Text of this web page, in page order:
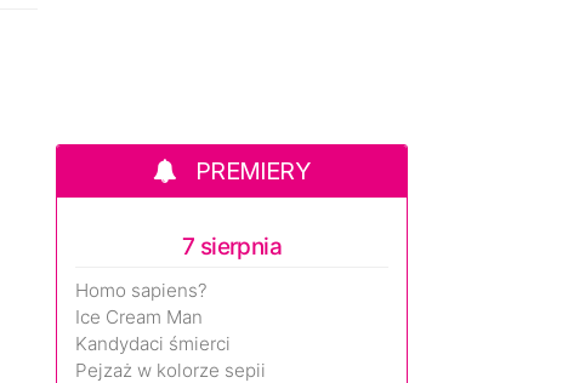
PREMIERY
7 sierpnia
Homo sapiens?
Ice Cream Man
Kandydaci śmierci
Pejzaż w kolorze sepii